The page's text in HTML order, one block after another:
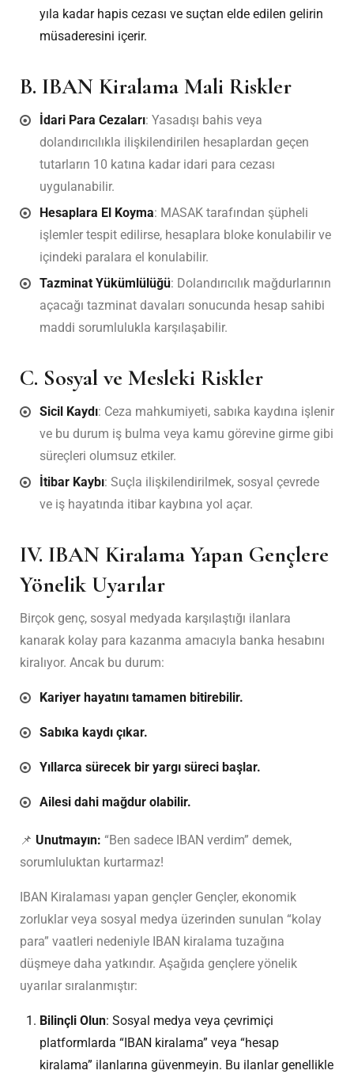
yıla kadar hapis cezası ve suçtan elde edilen gelirin
müsaderesini içerir.
B. IBAN Kiralama Mali Riskler
İdari Para Cezaları: Yasadışı bahis veya
dolandırıcılıkla ilişkilendirilen hesaplardan geçen
tutarların 10 katına kadar idari para cezası
uygulanabilir.
Hesaplara El Koyma: MASAK tarafından şüpheli
işlemler tespit edilirse, hesaplara bloke konulabilir ve
içindeki paralara el konulabilir.
Tazminat Yükümlülüğü: Dolandırıcılık mağdurlarının
açacağı tazminat davaları sonucunda hesap sahibi
maddi sorumlulukla karşılaşabilir.
C. Sosyal ve Mesleki Riskler
Sicil Kaydı: Ceza mahkumiyeti, sabıka kaydına işlenir
ve bu durum iş bulma veya kamu görevine girme gibi
süreçleri olumsuz etkiler.
İtibar Kaybı: Suçla ilişkilendirilmek, sosyal çevrede
ve iş hayatında itibar kaybına yol açar.
IV. IBAN Kiralama Yapan Gençlere
Yönelik Uyarılar
Birçok genç, sosyal medyada karşılaştığı ilanlara
kanarak kolay para kazanma amacıyla banka hesabını
kiralıyor. Ancak bu durum:
Kariyer hayatını tamamen bitirebilir.
Sabıka kaydı çıkar.
Yıllarca sürecek bir yargı süreci başlar.
Ailesi dahi mağdur olabilir.
📌 Unutmayın: “Ben sadece IBAN verdim” demek,
sorumluluktan kurtarmaz!
IBAN Kiralaması yapan gençler Gençler, ekonomik
zorluklar veya sosyal medya üzerinden sunulan “kolay
para” vaatleri nedeniyle IBAN kiralama tuzağına
düşmeye daha yatkındır. Aşağıda gençlere yönelik
uyarılar sıralanmıştır:
Bilinçli Olun: Sosyal medya veya çevrimiçi
platformlarda “IBAN kiralama” veya “hesap
kiralama” ilanlarına güvenmeyin. Bu ilanlar genellikle